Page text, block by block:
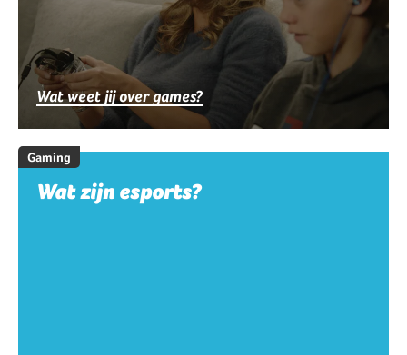
Wat weet jij over games?
Gaming
Wat zijn esports?